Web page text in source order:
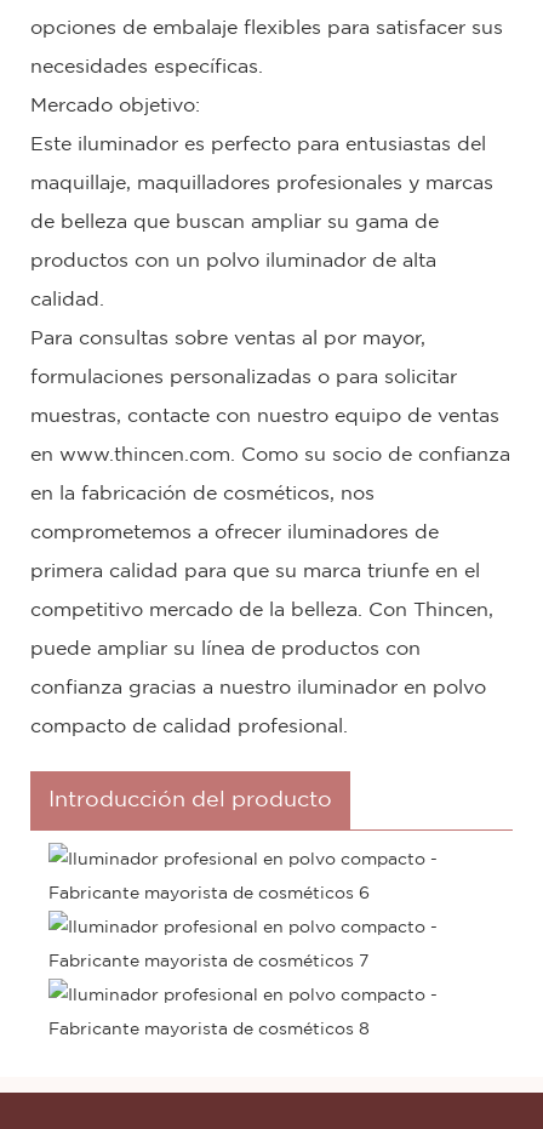
opciones de embalaje flexibles para satisfacer sus
necesidades específicas.
Mercado objetivo:
Este iluminador es perfecto para entusiastas del
maquillaje, maquilladores profesionales y marcas
de belleza que buscan ampliar su gama de
productos con un polvo iluminador de alta
calidad.
Para consultas sobre ventas al por mayor,
formulaciones personalizadas o para solicitar
muestras, contacte con nuestro equipo de ventas
en www.thincen.com. Como su socio de confianza
en la fabricación de cosméticos, nos
comprometemos a ofrecer iluminadores de
primera calidad para que su marca triunfe en el
competitivo mercado de la belleza. Con Thincen,
puede ampliar su línea de productos con
confianza gracias a nuestro iluminador en polvo
compacto de calidad profesional.
Introducción del producto